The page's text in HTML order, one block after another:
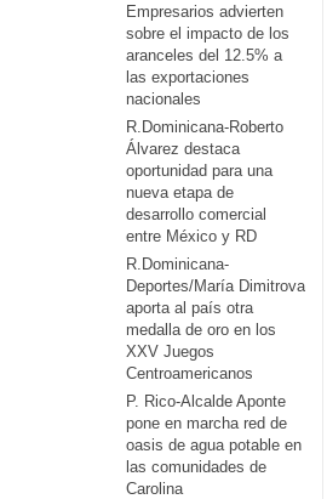
Empresarios advierten
sobre el impacto de los
aranceles del 12.5% a
las exportaciones
nacionales
R.Dominicana-Roberto
Álvarez destaca
oportunidad para una
nueva etapa de
desarrollo comercial
entre México y RD
R.Dominicana-
Deportes/María Dimitrova
aporta al país otra
medalla de oro en los
XXV Juegos
Centroamericanos
P. Rico-Alcalde Aponte
pone en marcha red de
oasis de agua potable en
las comunidades de
Carolina